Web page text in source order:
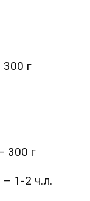
г
300 г
1-2 ч.л.